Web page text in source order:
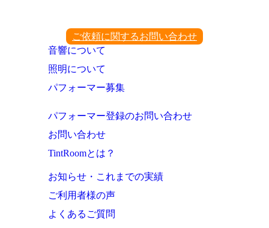
ご依頼に関するお問い合わせ
音響について
照明について
パフォーマー募集
パフォーマー登録のお問い合わせ
お問い合わせ
TintRoomとは？
お知らせ・これまでの実績
ご利用者様の声
よくあるご質問